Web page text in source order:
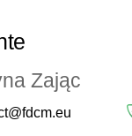
Zając